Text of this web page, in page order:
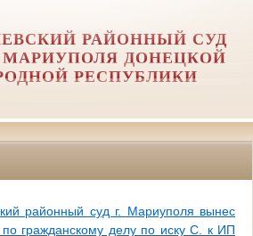
РАЙОННЫЙ СУД
МАРИУПОЛЯ ДОНЕЦКОЙ
РЕСПУБЛИКИ
районный суд г. Мариуполя вынес
гражданскому делу по иску С. к ИП